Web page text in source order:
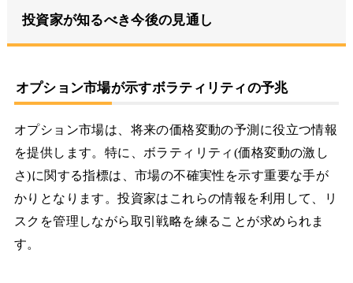
投資家が知るべき今後の見通し
オプション市場が示すボラティリティの予兆
オプション市場は、将来の価格変動の予測に役立つ情報
を提供します。特に、ボラティリティ(価格変動の激し
さ)に関する指標は、市場の不確実性を示す重要な手が
かりとなります。投資家はこれらの情報を利用して、リ
スクを管理しながら取引戦略を練ることが求められま
す。